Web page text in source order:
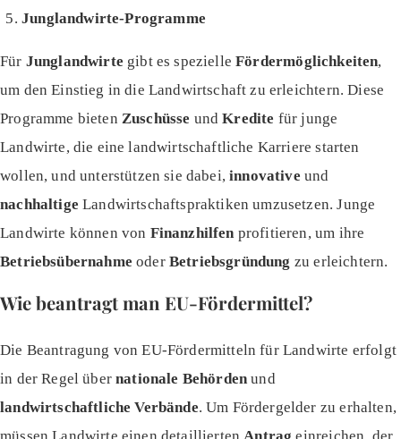
Junglandwirte-Programme
Für Junglandwirte gibt es spezielleFördermöglichkeiten,
um den Einstieg in die Landwirtschaft zu erleichtern. Diese
Programme bieten Zuschüsse undKredite für junge
Landwirte, die eine landwirtschaftliche Karriere starten
wollen, und unterstützen sie dabei,innovative und
nachhaltige Landwirtschaftspraktiken umzusetzen. Junge
Landwirte können von Finanzhilfenprofitieren, um ihre
Betriebsübernahme oder Betriebsgründung zu erleichtern.
Wie beantragt man EU-Fördermittel?
Die Beantragung von EU-Fördermitteln für Landwirte erfolgt
in der Regel übernationale Behördenund
landwirtschaftliche Verbände. Um Fördergelder zu erhalten,